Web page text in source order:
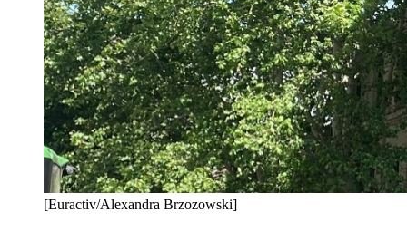
[Euractiv/Alexandra Brzozowski]